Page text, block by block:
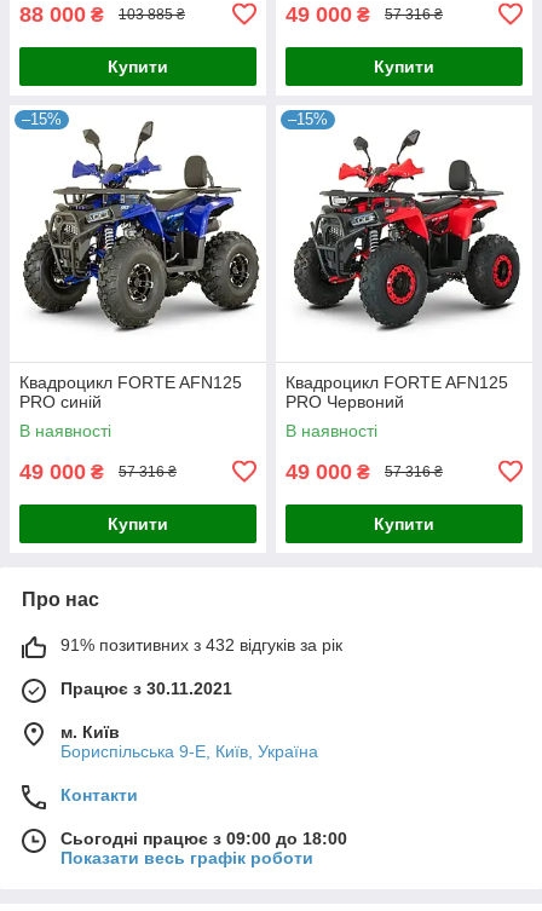
88 000 ₴ 103 885 ₴
Купити
49 000 ₴ 57 316 ₴
Купити
–15%
Квадроцикл FORTE AFN125
PRO синій
В наявності
49 000 ₴ 57 316 ₴
Купити
–15%
Квадроцикл FORTE AFN125
PRO Червоний
В наявності
49 000 ₴ 57 316 ₴
Купити
Про нас
91% позитивних з 432 відгуків за рік
Працює з 30.11.2021
м. Київ
Бориспільська 9-Е, Київ, Україна
Контакти
Сьогодні працює з 09:00 до 18:00
Показати весь графік роботи